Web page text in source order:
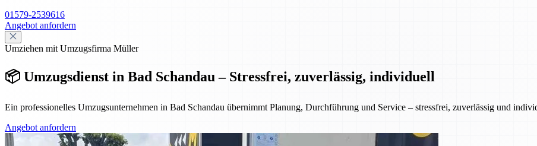
01579-2539616
Angebot anfordern
Umziehen mit Umzugsfirma Müller
📦 Umzugsdienst in Bad Schandau – Stressfrei, zuverlässig, individuell
Ein professionelles Umzugsunternehmen in Bad Schandau übernimmt Planung, Durchführung und Service – stressfrei, zuverlässig und
Angebot anfordern